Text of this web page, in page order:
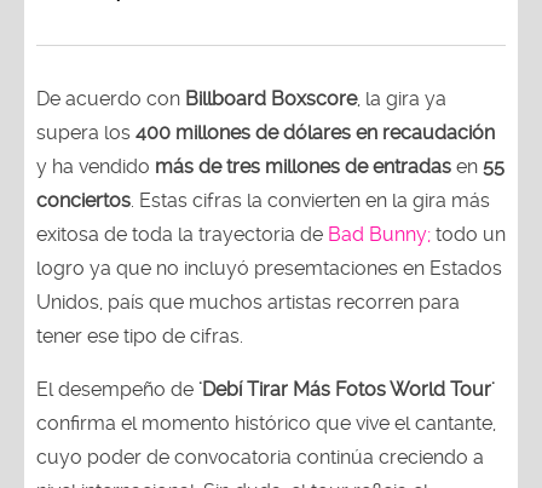
De acuerdo con Billboard Boxscore, la gira ya
supera los 400 millones de dólares en recaudación
y ha vendido más de tres millones de entradas en 55
conciertos. Estas cifras la convierten en la gira más
exitosa de toda la trayectoria de Bad Bunny; todo un
logro ya que no incluyó presemtaciones en Estados
Unidos, país que muchos artistas recorren para
tener ese tipo de cifras.
El desempeño de 'Debí Tirar Más Fotos World Tour'
confirma el momento histórico que vive el cantante,
cuyo poder de convocatoria continúa creciendo a